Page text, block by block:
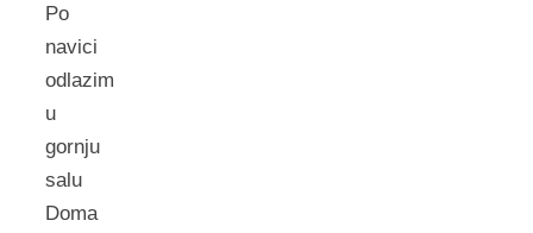
Po
navici
odlazim
u
gornju
salu
Doma